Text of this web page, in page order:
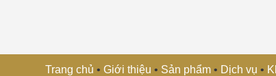
Trang chủ • Giới thiệu • Sản phẩm • Dịch vụ •